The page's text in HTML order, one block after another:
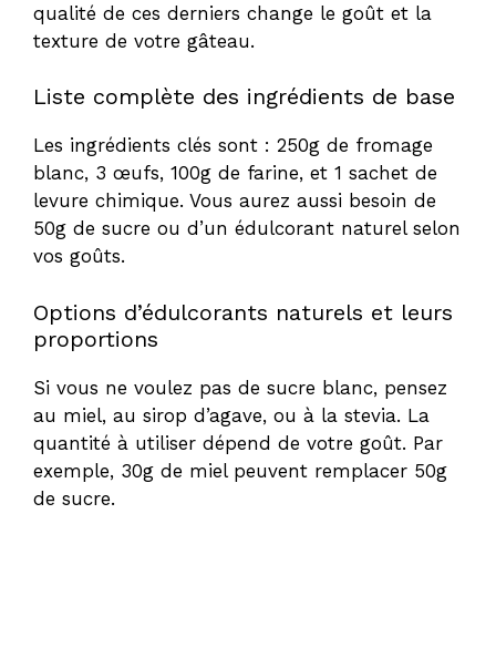
qualité de ces derniers change le goût et la
texture de votre gâteau.
Liste complète des ingrédients de base
Les ingrédients clés sont : 250g de fromage
blanc, 3 œufs, 100g de farine, et 1 sachet de
levure chimique. Vous aurez aussi besoin de
50g de sucre ou d’un édulcorant naturel selon
vos goûts.
Options d’édulcorants naturels et leurs
proportions
Si vous ne voulez pas de sucre blanc, pensez
au miel, au sirop d’agave, ou à la stevia. La
quantité à utiliser dépend de votre goût. Par
exemple, 30g de miel peuvent remplacer 50g
de sucre.